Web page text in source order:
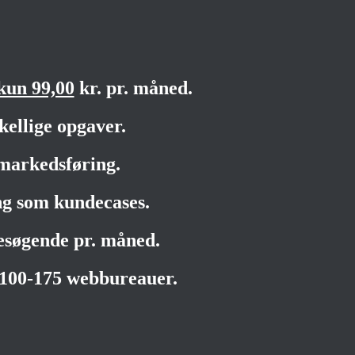
99,00 kr. pr. måned.
opgaver.
kundecases.
pr. måned.
175 webbureauer.